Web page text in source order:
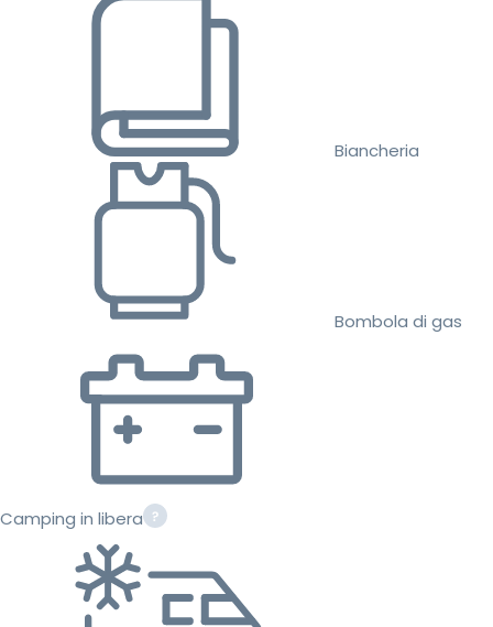
Biancheria
Bombola di gas
Camping in libera